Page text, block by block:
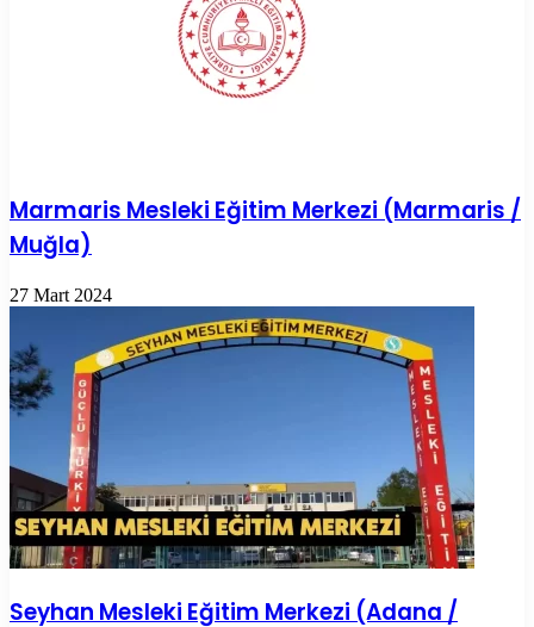
Marmaris Mesleki Eğitim Merkezi (Marmaris /
Muğla)
27 Mart 2024
Seyhan Mesleki Eğitim Merkezi (Adana /